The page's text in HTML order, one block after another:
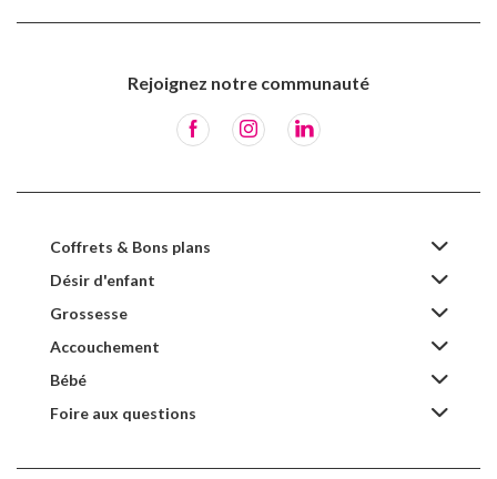
Rejoignez notre communauté
Coffrets & Bons plans
Désir d'enfant
Grossesse
Accouchement
Bébé
Foire aux questions